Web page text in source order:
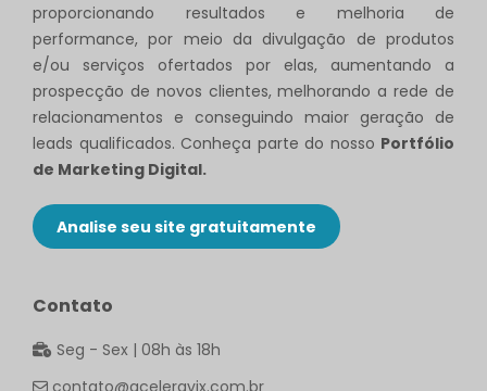
proporcionando resultados e melhoria de
performance, por meio da divulgação de produtos
e/ou serviços ofertados por elas, aumentando a
prospecção de novos clientes, melhorando a rede de
relacionamentos e conseguindo maior geração de
leads qualificados. Conheça parte do nosso Portfólio
de Marketing Digital.
Analise seu site gratuitamente
Contato
Seg - Sex | 08h às 18h
contato@aceleravix.com.br